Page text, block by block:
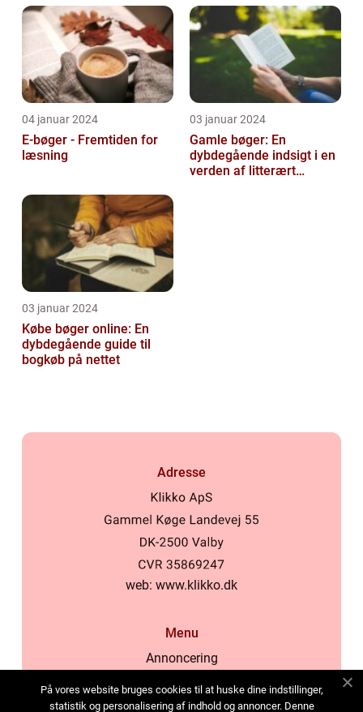
04 januar 2024
E-bøger - Fremtiden for
læsning
03 januar 2024
Gamle bøger: En
dybdegående indsigt i en
verden af litterært
03 januar 2024
Købe bøger online: En
dybdegående guide til
bogkøb på nettet
Adresse
web: www.klikko.dk
Menu
Annoncering
Cookies
På vores website bruges cookies til at huske dine indstillinger,
statistik og personalisering af indhold og annoncer. Denne